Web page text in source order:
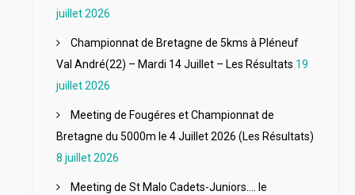
juillet 2026
Championnat de Bretagne de 5kms à Pléneuf
Val André(22) – Mardi 14 Juillet – Les Résultats 19
juillet 2026
Meeting de Fougéres et Championnat de
Bretagne du 5000m le 4 Juillet 2026 (Les Résultats)
8 juillet 2026
Meeting de St Malo Cadets-Juniors…. le